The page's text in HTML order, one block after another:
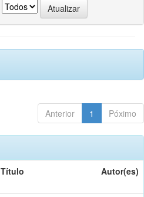
Anterior 1 Póximo
Título Autor(es)